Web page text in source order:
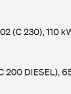
(C 230), 110
200 DIESEL),